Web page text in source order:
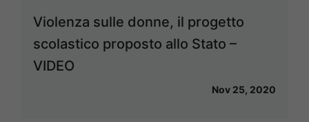
Violenza sulle donne, il progetto
scolastico proposto allo Stato –
VIDEO
Nov 25, 2020